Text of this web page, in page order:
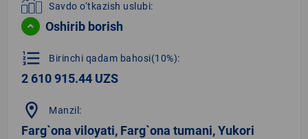
Savdo o‘tkazish uslubi:
Oshirib borish
format_list_numbered Birinchi qadam bahosi(10%):
2 610 915.44 UZS
location_on Manzil:
Farg`ona viloyati, Farg`ona tumani, Yukori